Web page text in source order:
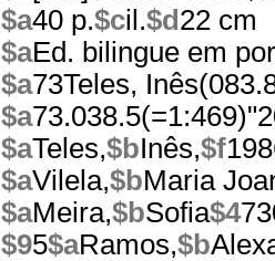
$a40 p.$cil.$d 22 cm
$aEd. bilingue em
$a73Teles,
$a
$aTeles,$bInês,$f
$aVilela,$bMaria
$aMeira,$bSofia$4
$95$aRamos,$b